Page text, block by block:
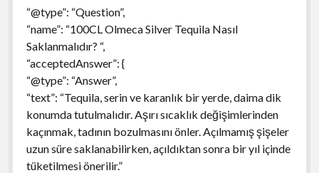
“@type”: “Question”,
“name”: “100CL Olmeca Silver Tequila Nasıl
Saklanmalıdır? “,
“acceptedAnswer”: {
“@type”: “Answer”,
“text”: “Tequila, serin ve karanlık bir yerde, daima dik
konumda tutulmalıdır. Aşırı sıcaklık değişimlerinden
kaçınmak, tadının bozulmasını önler. Açılmamış şişeler
uzun süre saklanabilirken, açıldıktan sonra bir yıl içinde
tüketilmesi önerilir.”